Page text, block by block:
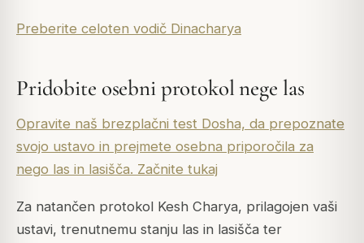
Preberite celoten vodič Dinacharya
Pridobite osebni protokol nege las
Opravite naš brezplačni test Dosha, da prepoznate
svojo ustavo in prejmete osebna priporočila za
nego las in lasišča. Začnite tukaj
Za natančen protokol Kesh Charya, prilagojen vaši
ustavi, trenutnemu stanju las in lasišča ter